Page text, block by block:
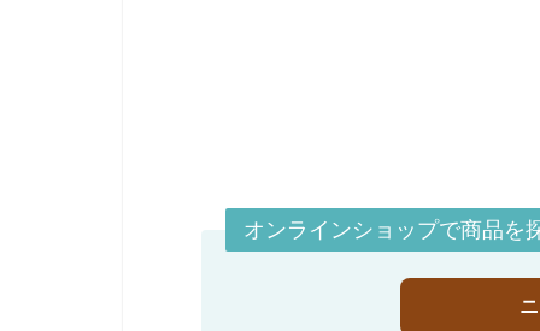
オンラインショップで商品を